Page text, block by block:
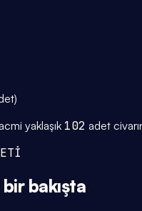
)
yaklaşık 102 adet
bir bakışta